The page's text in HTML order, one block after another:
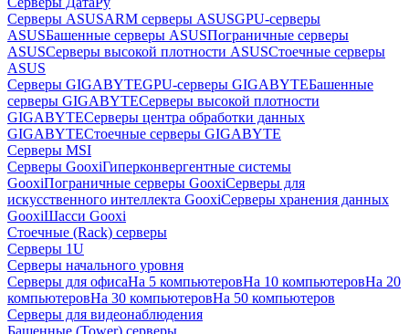
Серверы ASUSARM серверы ASUSGPU-серверы
ASUSБашенные серверы ASUSПограничные серверы
ASUSСерверы высокой плотности ASUSСтоечные серверы
ASUS
Серверы GIGABYTEGPU-серверы GIGABYTEБашенные
серверы GIGABYTEСерверы высокой плотности
GIGABYTEСерверы центра обработки данных
GIGABYTEСтоечные серверы GIGABYTE
Серверы MSI
Серверы GooxiГиперконвергентные системы
GooxiПограничные серверы GooxiСерверы для
искусственного интеллекта GooxiСерверы хранения данных
GooxiШасси Gooxi
Стоечные (Rack) серверы
Серверы 1U
Серверы начального уровня
Серверы для офисаНа 5 компьютеровНа 10 компьютеровНа 20
компьютеровНа 30 компьютеровНа 50 компьютеров
Серверы для видеонаблюдения
Башенные (Tower) серверы